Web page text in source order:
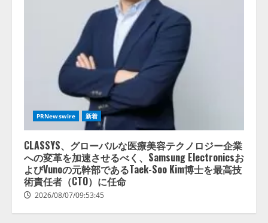
PRNewswire 新着
CLASSYS、グローバルな医療美容テクノロジー企業
への変革を加速させるべく、Samsung Electronicsお
よびVunoの元幹部であるTaek-Soo Kim博士を最高技
術責任者（CTO）に任命
2026/08/07/09:53:45
AI駆動開発の推進に向けて
「TinhVan Technologies JSC.」と業
務提携
2026/08/06/14:54:32
3
藤原竜也がAIで組織の改善点を見
抜く！ SKYSEA Client View 新テ
レビCM公開！ 新オプション！ AI
が組織の業務実態を分析し労務改
善を支援。 藤原竜也メイキング
動画公開 「もしAIが自分を分析し
ある」「昨年の夏はカブトムシを
アシストAIテラス、ガバナンス機